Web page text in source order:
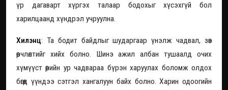
үр дагаварт хүргэх талаар бодохыг хүсэхгүй бол
харилцаанд хүндрэл учруулна.
Хилэнц: Та бодит байдлыг шударгаар үнэлж чадвал, зөв
өөрчлөлтийг хийх болно. Шинэ ажил албан тушаалд очих
хүмүүст өөрийн ур чадвараа бүрэн харуулах боломж олдох
бөгөөд үүндээ сэтгэл хангалуун байх болно. Харин одоогийн